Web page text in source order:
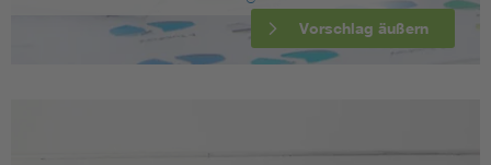
Vorschlag äußern